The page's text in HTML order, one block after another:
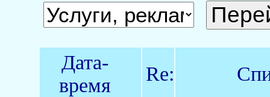
Дата-
время
Re: